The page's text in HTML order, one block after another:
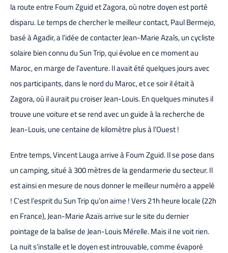
la route entre Foum Zguid et Zagora, où notre doyen est porté
disparu. Le temps de chercher le meilleur contact, Paul Bermejo,
basé à Agadir, a l’idée de contacter Jean-Marie Azaîs, un cycliste
solaire bien connu du Sun Trip, qui évolue en ce moment au
Maroc, en marge de l’aventure. Il avait été quelques jours avec
nos participants, dans le nord du Maroc, et ce soir il était à
Zagora, où il aurait pu croiser Jean-Louis. En quelques minutes il
trouve une voiture et se rend avec un guide à la recherche de
Jean-Louis, une centaine de kilomètre plus à l’Ouest !
Entre temps, Vincent Lauga arrive à Foum Zguid. Il se pose dans
un camping, situé à 300 mètres de la gendarmerie du secteur. Il
est ainsi en mesure de nous donner le meilleur numéro a appelé
! C’est l’esprit du Sun Trip qu’on aime ! Vers 21h heure locale (22h
en France), Jean-Marie Azaïs arrive sur le site du dernier
pointage de la balise de Jean-Louis Mérelle. Mais il ne voit rien.
La nuit s’installe et le doyen est introuvable, comme évaporé